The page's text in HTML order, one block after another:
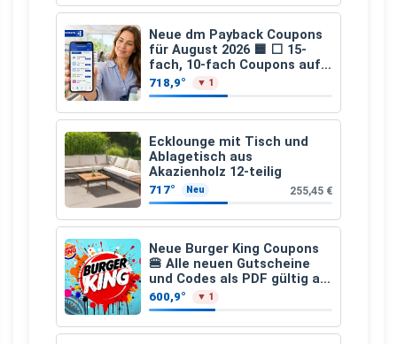
Neue dm Payback Coupons
für August 2026 🟦 ⬜ 15-
fach, 10-fach Coupons auf
den gesamten Einkauf ab 2
€
718,9° ▼ 1
Ecklounge mit Tisch und
Ablagetisch aus
Akazienholz 12-teilig
717° Neu 255,45 €
Neue Burger King Coupons
🍔 Alle neuen Gutscheine
und Codes als PDF gültig ab
25.07.2026 bis 04.09.2026
600,9° ▼ 1